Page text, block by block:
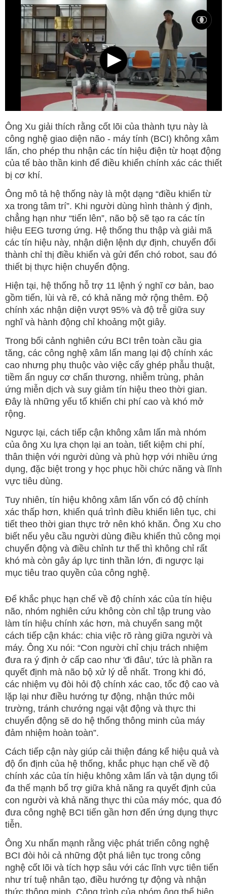
Ông Xu giải thích rằng cốt lõi của thành tựu này là
công nghệ giao diện não - máy tính (BCI) không xâm
lấn, cho phép thu nhận các tín hiệu điện từ hoạt động
của tế bào thần kinh để điều khiển chính xác các thiết
bị cơ khí.
Ông mô tả hệ thống này là một dạng “điều khiển từ
xa trong tâm trí”. Khi người dùng hình thành ý định,
chẳng hạn như “tiến lên”, não bộ sẽ tạo ra các tín
hiệu EEG tương ứng. Hệ thống thu thập và giải mã
các tín hiệu này, nhận diện lệnh dự định, chuyển đổi
thành chỉ thị điều khiển và gửi đến chó robot, sau đó
thiết bị thực hiện chuyển động.
Hiện tại, hệ thống hỗ trợ 11 lệnh ý nghĩ cơ bản, bao
gồm tiến, lùi và rẽ, có khả năng mở rộng thêm. Độ
chính xác nhận diện vượt 95% và độ trễ giữa suy
nghĩ và hành động chỉ khoảng một giây.
Trong bối cảnh nghiên cứu BCI trên toàn cầu gia
tăng, các công nghệ xâm lấn mang lại độ chính xác
cao nhưng phụ thuộc vào việc cấy ghép phẫu thuật,
tiềm ẩn nguy cơ chấn thương, nhiễm trùng, phản
ứng miễn dịch và suy giảm tín hiệu theo thời gian.
Đây là những yếu tố khiến chi phí cao và khó mở
rộng.
Ngược lại, cách tiếp cận không xâm lấn mà nhóm
của ông Xu lựa chọn lại an toàn, tiết kiệm chi phí,
thân thiện với người dùng và phù hợp với nhiều ứng
dụng, đặc biệt trong y học phục hồi chức năng và lĩnh
vực tiêu dùng.
Tuy nhiên, tín hiệu không xâm lấn vốn có độ chính
xác thấp hơn, khiến quá trình điều khiển liên tục, chi
tiết theo thời gian thực trở nên khó khăn. Ông Xu cho
biết nếu yêu cầu người dùng điều khiển thủ công mọi
chuyển động và điều chỉnh tư thế thì không chỉ rất
khó mà còn gây áp lực tinh thần lớn, đi ngược lại
mục tiêu trao quyền của công nghệ.
Để khắc phục hạn chế về độ chính xác của tín hiệu
não, nhóm nghiên cứu không còn chỉ tập trung vào
làm tín hiệu chính xác hơn, mà chuyển sang một
cách tiếp cận khác: chia việc rõ ràng giữa người và
máy. Ông Xu nói: “Con người chỉ chịu trách nhiệm
đưa ra ý định ở cấp cao như 'đi đâu', tức là phần ra
quyết định mà não bộ xử lý dễ nhất. Trong khi đó,
các nhiệm vụ đòi hỏi độ chính xác cao, tốc độ cao và
lặp lại như điều hướng tự động, nhận thức môi
trường, tránh chướng ngại vật động và thực thi
chuyển động sẽ do hệ thống thông minh của máy
đảm nhiệm hoàn toàn”.
Cách tiếp cận này giúp cải thiện đáng kể hiệu quả và
độ ổn định của hệ thống, khắc phục hạn chế về độ
chính xác của tín hiệu không xâm lấn và tận dụng tối
đa thế mạnh bổ trợ giữa khả năng ra quyết định của
con người và khả năng thực thi của máy móc, qua đó
đưa công nghệ BCI tiến gần hơn đến ứng dụng thực
tiễn.
Ông Xu nhấn mạnh rằng việc phát triển công nghệ
BCI đòi hỏi cả những đột phá liên tục trong công
nghệ cốt lõi và tích hợp sâu với các lĩnh vực tiên tiến
như trí tuệ nhân tạo, điều hướng tự động và nhận
thức thông minh. Công trình của nhóm ông thể hiện